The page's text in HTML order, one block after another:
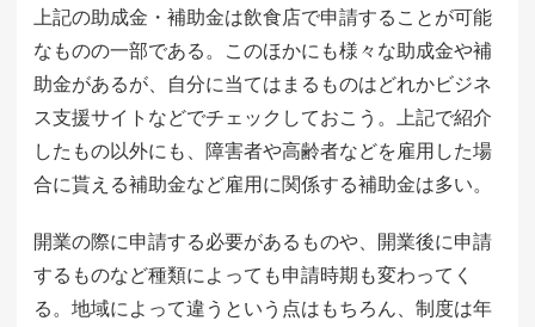
上記の助成金・補助金は飲食店で申請することが可能
なものの一部である。このほかにも様々な助成金や補
助金があるが、自分に当てはまるものはどれかビジネ
ス支援サイトなどでチェックしておこう。上記で紹介
したもの以外にも、障害者や高齢者などを雇用した場
合に貰える補助金など雇用に関係する補助金は多い。
開業の際に申請する必要があるものや、開業後に申請
するものなど種類によっても申請時期も変わってく
る。地域によって違うという点はもちろん、制度は年